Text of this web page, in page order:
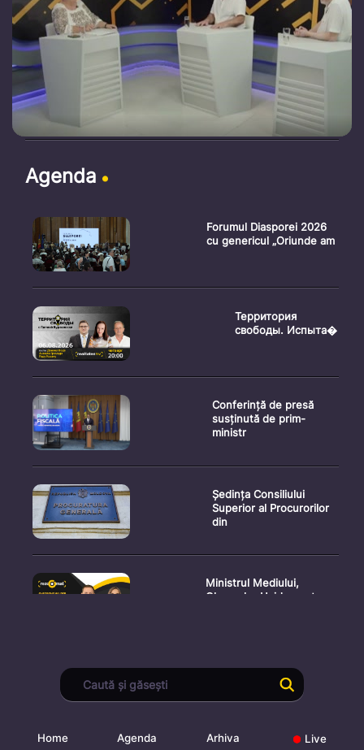
Agenda
Forumul Diasporei 2026
cu genericul „Oriunde am
Территория
свободы. Испыта�
Conferință de presă
susținută de prim-
ministr
Ședința Consiliului
Superior al Procurorilor
din
Ministrul Mediului,
Gheorghe Hajder, este
Consultări publice privind
proiectul de lege pent
Home Agenda Arhiva Live